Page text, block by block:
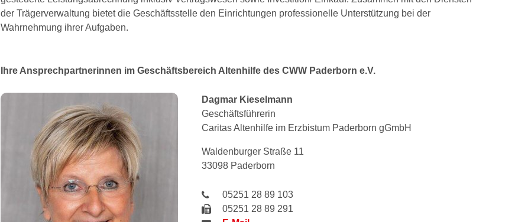
der Trägerverwaltung bietet die Geschäftsstelle den Einrichtungen professionelle Unterstützung bei der
Wahrnehmung ihrer Aufgaben.
Ihre Ansprechpartnerinnen im Geschäftsbereich Altenhilfe des CWW Paderborn e.V.
Dagmar Kieselmann
Geschäftsführerin
Caritas Altenhilfe im Erzbistum Paderborn gGmbH
Waldenburger Straße 11
33098 Paderborn
05251 28 89 103
05251 28 89 291